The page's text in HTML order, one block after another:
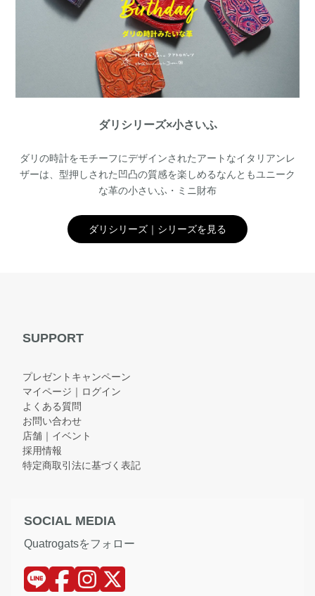
ダリシリーズ×小さいふ
ダリの時計をモチーフにデザインされたアートなイタリアンレ
ザーは、型押しされた凹凸の質感を楽しめるなんともユニーク
な革の小さいふ・ミニ財布
ダリシリーズ｜シリーズを見る
SUPPORT
プレゼントキャンペーン
マイページ｜ログイン
よくある質問
お問い合わせ
店舗｜イベント
採用情報
特定商取引法に基づく表記
SOCIAL MEDIA
Quatrogatsをフォロー